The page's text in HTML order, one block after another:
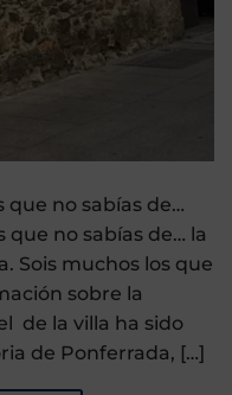
que no sabías de…
que no sabías de… la
Sois muchos los que
sobre la
de la villa ha sido
de Ponferrada, […]